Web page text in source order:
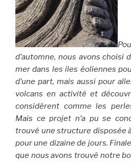
d’automne, nous avons choisi
mer dans les iles éoliennes
d’une part, mais aussi pour
volcans en activité et
considèrent comme les
Mais ce projet n’a pu se
trouvé une structure disposée
pour une dizaine de jours.
que nous avons trouvé notre